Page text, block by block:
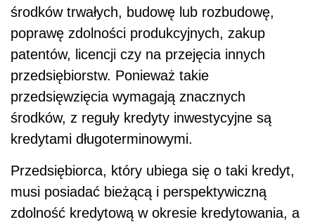
środków trwałych, budowę lub rozbudowę,
poprawę zdolności produkcyjnych, zakup
patentów, licencji czy na przejęcia innych
przedsiębiorstw. Ponieważ takie
przedsięwzięcia wymagają znacznych
środków, z reguły kredyty inwestycyjne są
kredytami długoterminowymi.
Przedsiębiorca, który ubiega się o taki kredyt,
musi posiadać bieżącą i perspektywiczną
zdolność kredytową w okresie kredytowania, a